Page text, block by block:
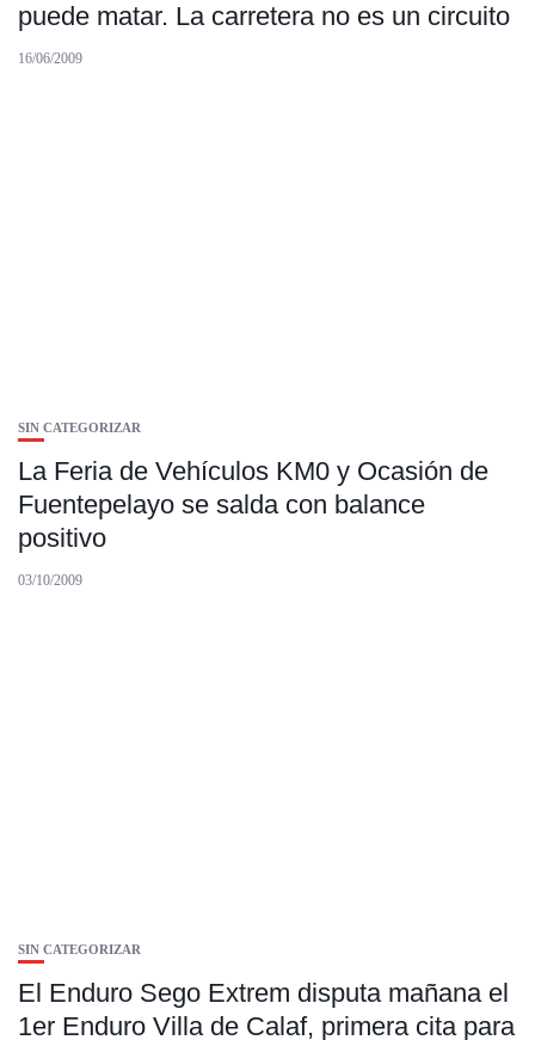
puede matar. La carretera no es un circuito
16/06/2009
SIN CATEGORIZAR
La Feria de Vehículos KM0 y Ocasión de
Fuentepelayo se salda con balance
positivo
03/10/2009
SIN CATEGORIZAR
El Enduro Sego Extrem disputa mañana el
1er Enduro Villa de Calaf, primera cita para